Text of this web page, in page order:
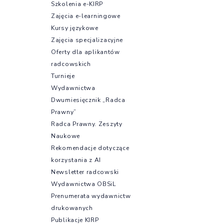
Szkolenia e-KIRP
Zajęcia e-learningowe
Kursy językowe
Zajęcia specjalizacyjne
Oferty dla aplikantów
radcowskich
Turnieje
Wydawnictwa
Dwumiesięcznik „Radca
Prawny”
Radca Prawny. Zeszyty
Naukowe
Rekomendacje dotyczące
korzystania z AI
Newsletter radcowski
Wydawnictwa OBSiL
Prenumerata wydawnictw
drukowanych
Publikacje KIRP